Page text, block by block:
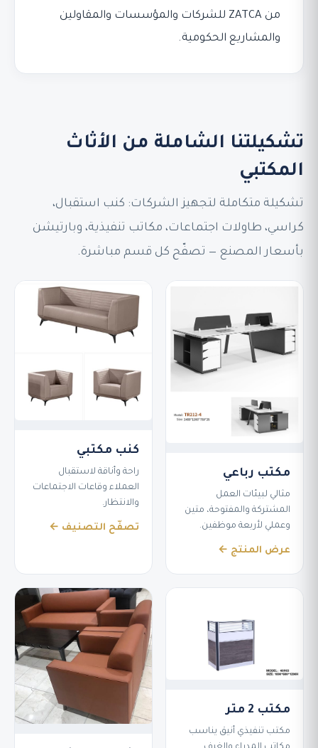
من ZATCA للشركات والمؤسسات والمقاولين
والمشاريع الحكومية.
تشكيلتنا الشاملة من الأثاث
المكتبي
تشكيلة متكاملة لتجهيز الشركات: كنب استقبال،
كراسي، طاولات اجتماعات، مكاتب تنفيذية، وبارتيشن
بأسعار المصنع — تصفّح كل قسم مباشرة.
مكتب رباعي
مثالي لبيئات العمل
المشتركة والمفتوحة، متين
وعملي لأربعة موظفين.
عرض المنتج ←
كنب مكتبي
راحة وأناقة لاستقبال
العملاء وقاعات الاجتماعات
والانتظار.
تصفّح التصنيف ←
مكتب 2 متر
مكتب تنفيذي أنيق يناسب